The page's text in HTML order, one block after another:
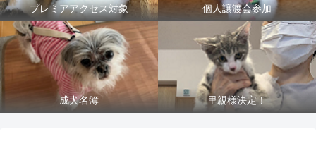
プレミアアクセス対象 個人譲渡会参加
成犬名簿 里親様決定！